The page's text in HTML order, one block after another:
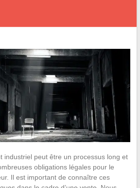
industriel peut être un processus long et
obligations légales pour le
Il est important de connaître ces